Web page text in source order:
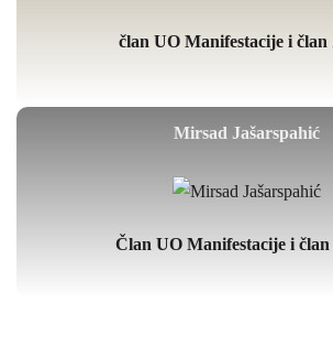
član UO Manifestacije i
Mirsad Jašarspahić
Član UO Manifestacije i